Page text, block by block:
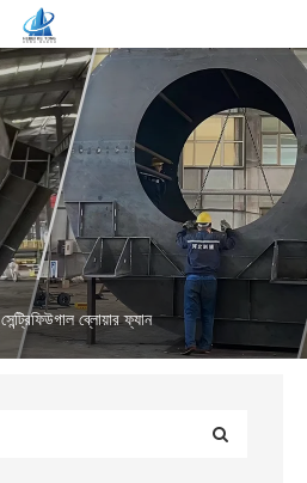
সেন্ট্রিফিউগাল ব্লোয়ার ফ্যান